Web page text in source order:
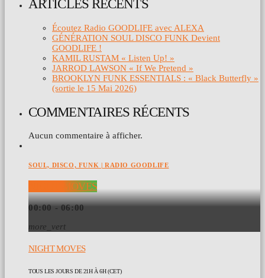
ARTICLES RÉCENTS
Écoutez Radio GOODLIFE avec ALEXA
GÉNÉRATION SOUL DISCO FUNK Devient
GOODLIFE !
KAMIL RUSTAM « Listen Up! »
JARROD LAWSON « If We Pretend »
BROOKLYN FUNK ESSENTIALS : « Black Butterfly »
(sortie le 15 Mai 2026)
COMMENTAIRES RÉCENTS
Aucun commentaire à afficher.
SOUL, DISCO, FUNK | RADIO GOODLIFE
NIGHT MOVES
00:00 - 06:00
more_vert
NIGHT MOVES
TOUS LES JOURS DE 21H À 6H (CET)